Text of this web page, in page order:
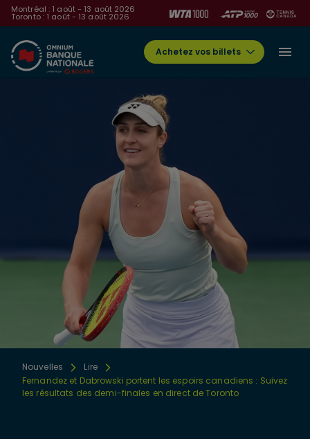
Montréal : 1 août - 13 août 2026
Toronto : 1 août - 13 août 2026
Achetez vos billets
Nouvelles
Lire
Fernandez et Dabrowski portent les espoirs canadiens : Suivez
les résultats des demi-finales en direct de Toronto